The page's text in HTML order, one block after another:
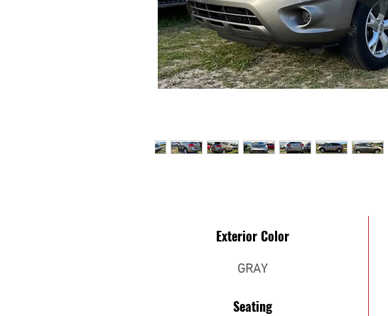
Exterior Color
GRAY
Seating